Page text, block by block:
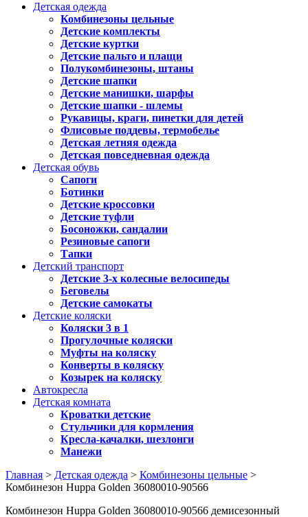
Детская одежда
Комбинезоны цельные
Детские комплекты
Детские куртки
Детские пальто и плащи
Полукомбинезоны, штаны
Детские шапки
Детские манишки, шарфы
Детские шапки - шлемы
Рукавицы, краги, пинетки для детей
Флисовые поддевы, термобелье
Детская летняя одежда
Детская повседневная одежда
Детская обувь
Сапоги
Ботинки
Детские кроссовки
Детские туфли
Босоножки, сандалии
Резиновые сапоги
Тапки
Детский транспорт
Детские 3-х колесные велосипеды
Беговелы
Детские самокаты
Детские коляски
Коляски 3 в 1
Прогулочные коляски
Муфты на коляску
Конверты в коляску
Козырек на коляску
Автокресла
Детская комната
Кроватки детские
Стульчики для кормления
Кресла-качалки, шезлонги
Манежи
Главная > Детская одежда > Комбинезоны цельные >
Комбинезон Huppa Golden 36080010-90566
Комбинезон Huppa Golden 36080010-90566 демисезонный